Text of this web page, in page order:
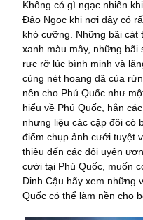
Không có gì ngạc nhiên
Đảo Ngọc khi nơi đây có
khó cưỡng. Những bãi cát
xanh màu mây, những bãi
rực rỡ lúc bình minh và
cùng nét hoang dã của
nên cho Phú Quốc như
hiểu về Phú Quốc, hẳn
nhưng liệu các cặp đôi có
điểm chụp ảnh cưới tuyệt
thiệu đến các đôi uyên
cưới tại Phú Quốc, muốn
Dinh Cậu hãy xem những
Quốc có thể làm nền cho